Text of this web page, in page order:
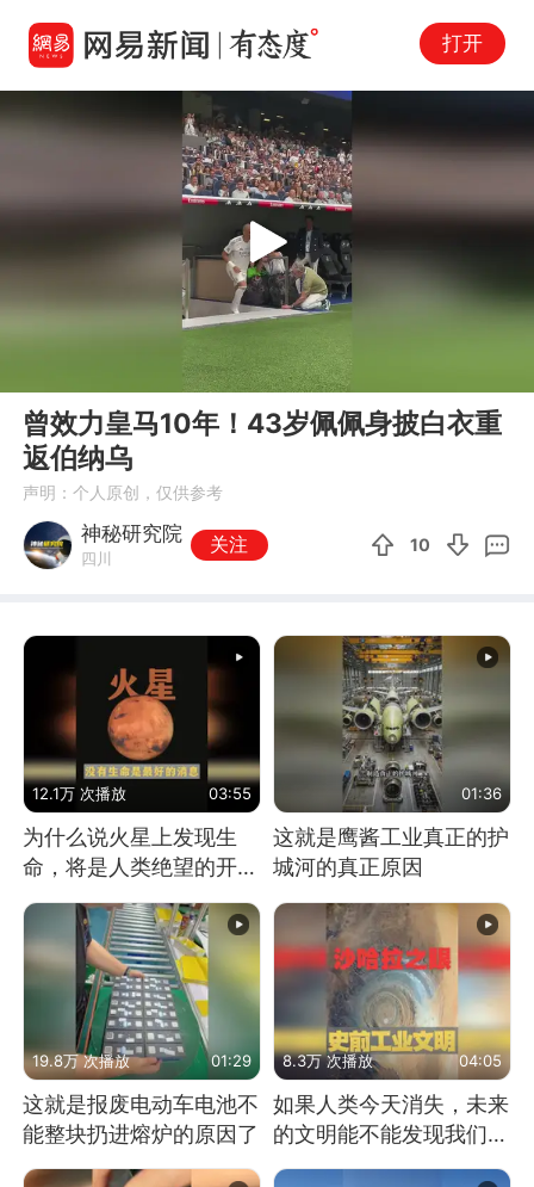
打开
Play
曾效力皇马10年！43岁佩佩身披白衣重
返伯纳乌
声明：个人原创，仅供参考
神秘研究院
四川
关注 10
12.1万 次播放 03:55
为什么说火星上发现生
命，将是人类绝望的开
01:36
这就是鹰酱工业真正的护
城河的真正原因
19.8万 次播放 01:29
这就是报废电动车电池不
能整块扔进熔炉的原因了
8.3万 次播放 04:05
如果人类今天消失，未来
的文明能不能发现我们存
在过？